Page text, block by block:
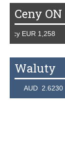
Ceny ON
EUR
Waluty
AUD